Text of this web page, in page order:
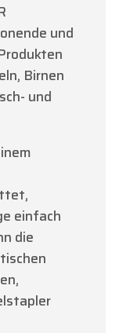
und
Birnen
und
einfach
die